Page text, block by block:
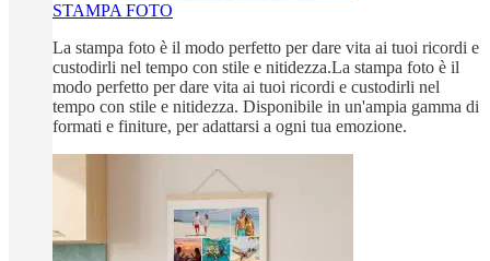
STAMPA FOTO
La stampa foto è il modo perfetto per dare vita ai tuoi ricordi e
custodirli nel tempo con stile e nitidezza.La stampa foto è il
modo perfetto per dare vita ai tuoi ricordi e custodirli nel
tempo con stile e nitidezza. Disponibile in un'ampia gamma di
formati e finiture, per adattarsi a ogni tua emozione.